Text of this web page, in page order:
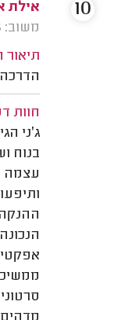
אילת
משוב: 21/09/2025
תיאור
הדרכה
חוות
ג׳ני
בנוח
עצמה
10